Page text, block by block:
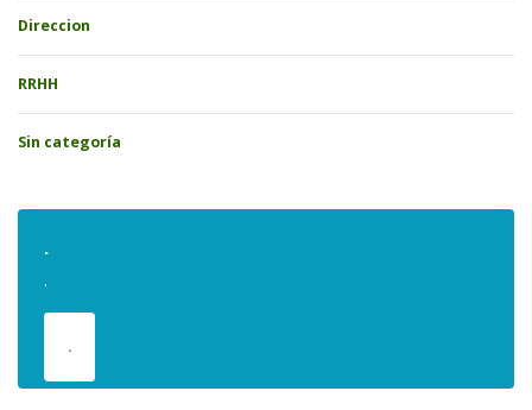
Direccion
RRHH
Sin categoría
.
.
.